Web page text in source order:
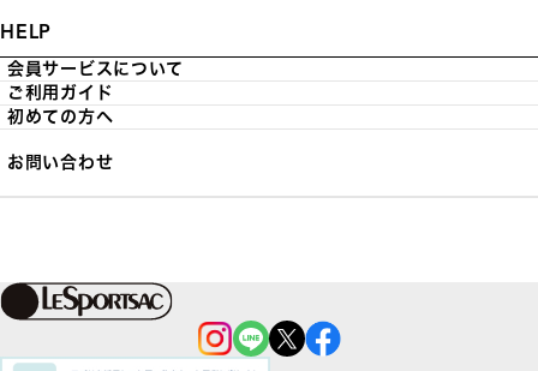
HELP
会員サービスについて
ご利用ガイド
初めての方へ
お問い合わせ